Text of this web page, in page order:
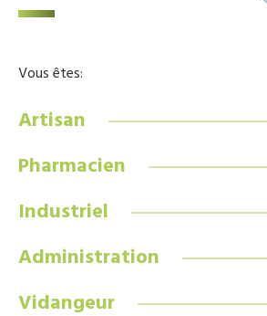
Vous êtes:
Artisan
Pharmacien
Industriel
Administration
Vidangeur